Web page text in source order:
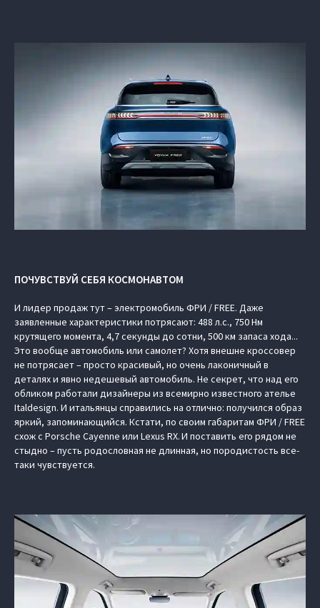
ПОЧУВСТВУЙ СЕБЯ КОСМОНАВТОМ
И лидер продаж тут – электромобиль ФРИ / FREE. Даже
заявленные характеристики потрясают: 488 л.с., 750 Нм
крутящего момента, 4,7 секунды до сотни, 500 км запаса хода...
Это вообще автомобиль или самолет? Хотя внешне кроссовер
не потрясает – просто красивый, но очень лаконичный в
деталях и явно недешевый автомобиль. Не секрет, что над его
обликом работали дизайнеры из всемирно известного ателье
Italdesign. И итальянцы справились на отлично: получился образ
яркий, запоминающийся. Кстати, по своим габаритам ФРИ / FREE
схож с Porsche Cayenne или Lexus RX. И поставить его рядом не
стыдно – пусть родословная не длинная, но породистость все-
таки чувствуется.